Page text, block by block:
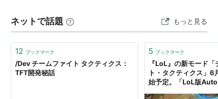
ネットで話題 もっと見る
12 ブックマーク
/Dev チームファイト タクティクス：
TFT開発秘話
5 ブックマーク
『LoL』の新モード
ト・タクティクス」6
始予定。「LoL版